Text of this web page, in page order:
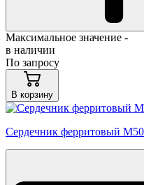
Максимальное значение -
в наличии
По запросу
В корзину
Сердечник ферритовый